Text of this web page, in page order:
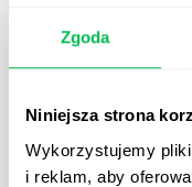
Zgoda
Niniejsza strona
Wykorzystujemy
i reklam, aby